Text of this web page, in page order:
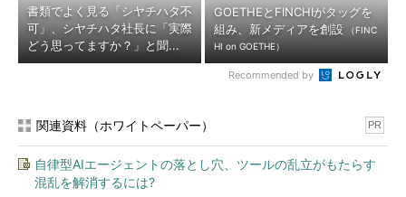
書類でよく見る「シヤチハタ不
可」、シヤチハタ社長に「実際
どう思ってますか？」と聞...
GOETHEとFINCHIがタッグを
組み、新メディアを創設
（FINC
HI on GOETHE）
Recommended by
関連資料（ホワイトペーパー） PR
自律型AIエージェントの落とし穴、ツールの乱立がもたらす
混乱を解消するには?